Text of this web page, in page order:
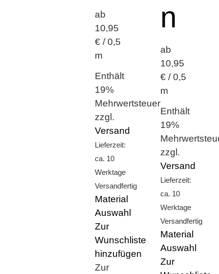
ab
10,95
€ / 0,5
m
Enthält
19%
Mehrwertsteuer
zzgl.
Versand
Lieferzeit:
ca. 10
Werktage
Versandfertig
Material
Auswahl
Zur
Wunschliste
hinzufügen
Zur
n
ab
10,95
€ / 0,5
m
Enthält
19%
zzgl.
Versand
Lieferzeit:
ca. 10
Werktage
Versandfertig
Material
Auswahl
Zur